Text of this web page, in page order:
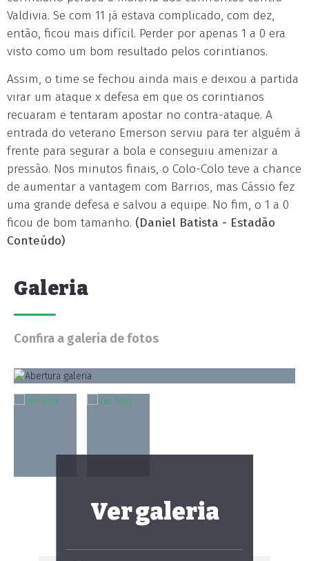
Valdivia. Se com 11 já estava complicado, com dez,
então, ficou mais difícil. Perder por apenas 1 a 0 era
visto como um bom resultado pelos corintianos.
Assim, o time se fechou ainda mais e deixou a partida
virar um ataque x defesa em que os corintianos
recuaram e tentaram apostar no contra-ataque. A
entrada do veterano Emerson serviu para ter alguém à
frente para segurar a bola e conseguiu amenizar a
pressão. Nos minutos finais, o Colo-Colo teve a chance
de aumentar a vantagem com Barrios, mas Cássio fez
uma grande defesa e salvou a equipe. No fim, o 1 a 0
ficou de bom tamanho. (Daniel Batista - Estadão
Conteúdo)
Galeria
Confira a galeria de fotos
Ver galeria